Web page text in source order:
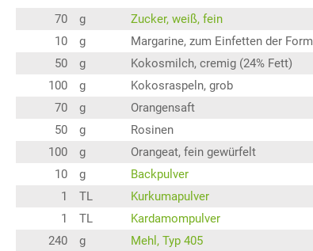
70 g
Zucker, weiß, fein
10
g
Margarine, zum Einfetten der Form
50
g
Kokosmilch, cremig (24% Fett)
100
g
Kokosraspeln, grob
70
g
Orangensaft
50
g
Rosinen
100
g
Orangeat, fein gewürfelt
10
g
Backpulver
1
TL
Kurkumapulver
1
TL
Kardamompulver
240
g
Mehl, Typ 405